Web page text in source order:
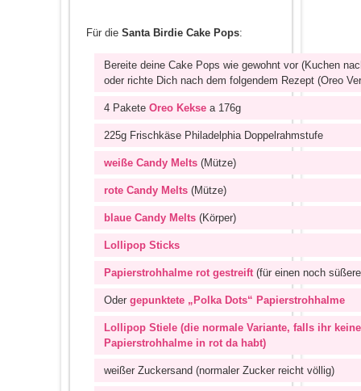
Für die Santa Birdie Cake Pops:
Bereite deine Cake Pops wie gewohnt vor (Kuchen
oder richte Dich nach dem folgendem Rezept (Oreo
4 Pakete Oreo Keksea 176g
225g Frischkäse Philadelphia Doppelrahmstufe
weiße Candy Melts(Mütze)
rote Candy Melts(Mütze)
blaue Candy Melts(Körper)
Lollipop Sticks
Papierstrohhalme rot gestreift(für einen noch
Oder gepunktete „Polka Dots“ Papierstrohhalme
Lollipop Stiele (die normale Variante, falls ihr keine
Papierstrohhalme in rot da habt)
weißer Zuckersand (normaler Zucker reicht völlig)